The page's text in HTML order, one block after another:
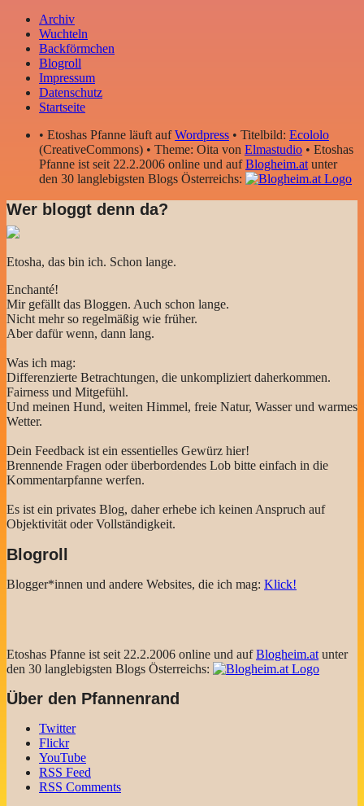
Archiv
Wuchteln
Backförmchen
Blogroll
Impressum
Datenschutz
Startseite
• Etoshas Pfanne läuft aufWordpress • Titelbild: Ecololo
(CreativeCommons) • Theme: Oita von Elmastudio • Etoshas
Pfanne ist seit 22.2.2006 online und aufBlogheim.atunter
den 30 langlebigsten Blogs Österreichs:
Wer bloggt denn da?
Etosha, das bin ich. Schon lange.
Enchanté!
Mir gefällt das Bloggen. Auch schon lange.
Nicht mehr so regelmäßig wie früher.
Aber dafür wenn, dann lang.
Was ich mag:
Differenzierte Betrachtungen, die unkompliziert daherkommen.
Fairness und Mitgefühl.
Und meinen Hund, weiten Himmel, freie Natur, Wasser und warmes
Wetter.
Dein Feedback ist ein essentielles Gewürz hier!
Brennende Fragen oder überbordendes Lob bitte einfach in die
Kommentarpfanne werfen.
Es ist ein privates Blog, daher erhebe ich keinen Anspruch auf
Objektivität oder Vollständigkeit.
Blogroll
Blogger*innen und andere Websites, die ich mag: Klick!
Etoshas Pfanne ist seit 22.2.2006 online und aufBlogheim.at unter
den 30 langlebigsten Blogs Österreichs:
Über den Pfannenrand
Twitter
Flickr
YouTube
RSS Feed
RSS Comments